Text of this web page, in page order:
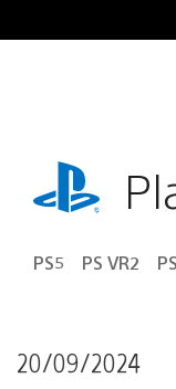
au
playstation.com
PS5 PS VR2
20/09/2024